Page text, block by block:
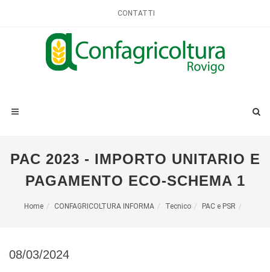
CONTATTI
PAC 2023 - IMPORTO UNITARIO E
PAGAMENTO ECO-SCHEMA 1
Home CONFAGRICOLTURA INFORMA Tecnico PAC e PSR
08/03/2024